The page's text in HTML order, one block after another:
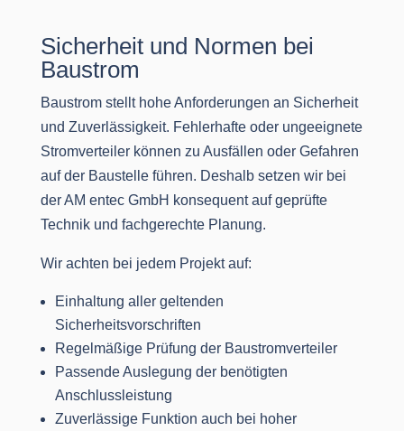
Sicherheit und Normen bei
Baustrom
Baustrom stellt hohe Anforderungen an Sicherheit
und Zuverlässigkeit. Fehlerhafte oder ungeeignete
Stromverteiler können zu Ausfällen oder Gefahren
auf der Baustelle führen. Deshalb setzen wir bei
der AM entec GmbH konsequent auf geprüfte
Technik und fachgerechte Planung.
Wir achten bei jedem Projekt auf:
Einhaltung aller geltenden
Sicherheitsvorschriften
Regelmäßige Prüfung der Baustromverteiler
Passende Auslegung der benötigten
Anschlussleistung
Zuverlässige Funktion auch bei hoher